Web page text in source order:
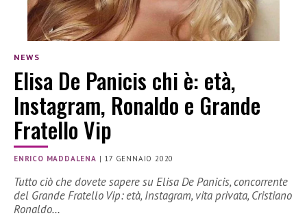
NEWS
Elisa De Panicis chi è: età,
Instagram, Ronaldo e Grande
Fratello Vip
ENRICO MADDALENA | 17 GENNAIO 2020
Tutto ciò che dovete sapere su Elisa De Panicis, concorrente
del Grande Fratello Vip: età, Instagram, vita privata, Cristiano
Ronaldo…